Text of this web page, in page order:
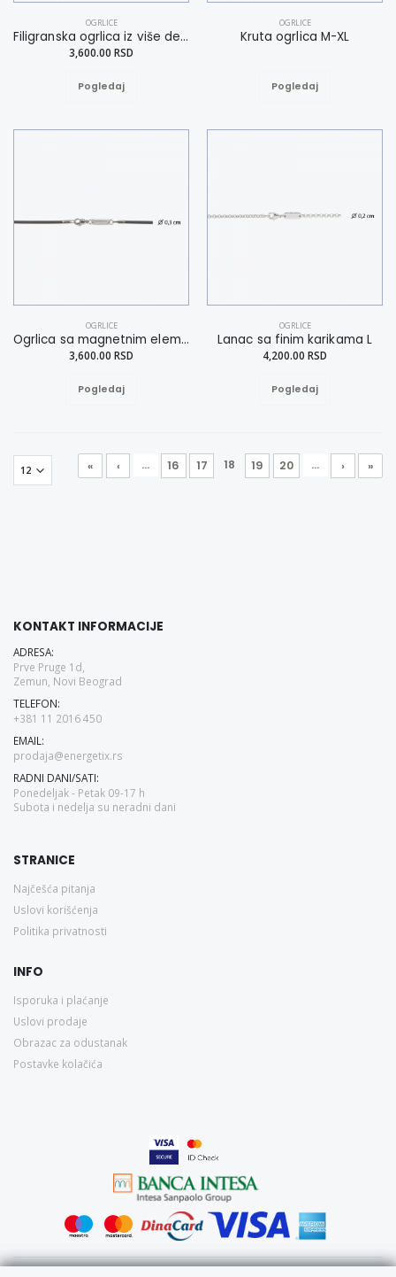
OGRLICE
Filigranska ogrlica iz više delova M-XL
3,600.00 RSD
Pogledaj
OGRLICE
Kruta ogrlica M-XL
Pogledaj
OGRLICE
Ogrlica sa magnetnim elementima M
3,600.00 RSD
Pogledaj
OGRLICE
Lanac sa finim karikama L
4,200.00 RSD
Pogledaj
« ‹ ... 16 17 18 19 20 ... › »
KONTAKT INFORMACIJE
ADRESA:
Prve Pruge 1d,
Zemun, Novi Beograd
TELEFON:
+381 11 2016 450
EMAIL:
prodaja@energetix.rs
RADNI DANI/SATI:
Ponedeljak - Petak 09-17 h
Subota i nedelja su neradni dani
STRANICE
Najčešća pitanja
Uslovi korišćenja
Politika privatnosti
INFO
Isporuka i plaćanje
Uslovi prodaje
Obrazac za odustanak
Postavke kolačića